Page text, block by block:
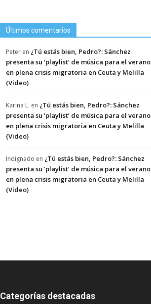
Últimos comentarios
Peter en ¿Tú estás bien, Pedro?: Sánchez
presenta su ‘playlist’ de música para el verano
en plena crisis migratoria en Ceuta y Melilla
(Video)
Karina L. en ¿Tú estás bien, Pedro?: Sánchez
presenta su ‘playlist’ de música para el verano
en plena crisis migratoria en Ceuta y Melilla
(Video)
Indignado en ¿Tú estás bien, Pedro?: Sánchez
presenta su ‘playlist’ de música para el verano
en plena crisis migratoria en Ceuta y Melilla
(Video)
Categorías destacadas